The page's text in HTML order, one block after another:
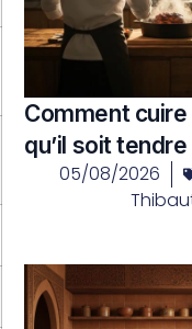
Comment
qu’il soit
05/08/2026